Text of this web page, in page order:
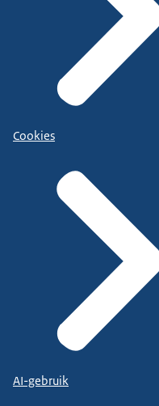
Cookies
AI-gebruik